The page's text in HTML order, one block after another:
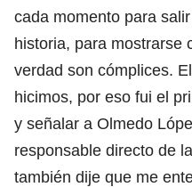
cada momento para
historia, para mostrarse
verdad son cómplices.
hicimos, por eso fui el
y señalar a Olmedo
responsable directo de
también dije que me